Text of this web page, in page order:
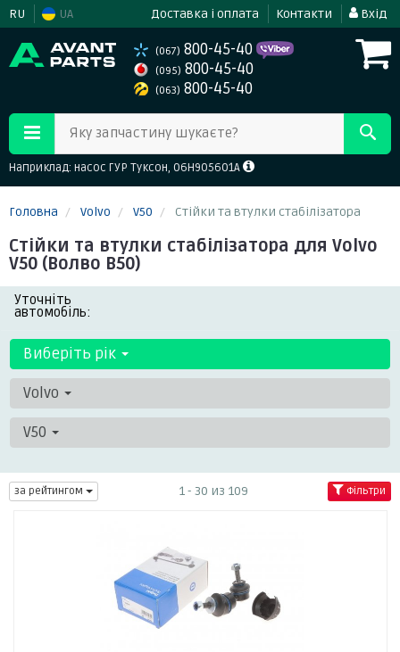
RU UA Доставка і оплата Контакти Вхід
(067) 800-45-40
(095) 800-45-40
(063) 800-45-40
Яку запчастину шукаєте?
Наприклад: насос ГУР Туксон, 06H905601A
Головна Volvo V50 Стійки та втулки стабілізатора
Стійки та втулки стабілізатора для Volvo
V50 (Волво В50)
Уточніть
автомобіль:
Виберіть рік
Volvo
V50
за рейтингом 1 - 30 из 109 Фільтри